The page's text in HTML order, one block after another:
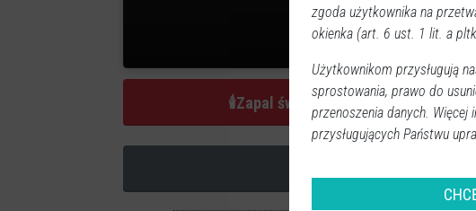
48 zapalonych
🕯Zapal świeczkę
zgoda użytkownika na
okienka (art. 6 ust. 1 lit. a
Użytkownikom przysługują
sprostowania, prawo do
przenoszenia danych.
przysługujących Państwu